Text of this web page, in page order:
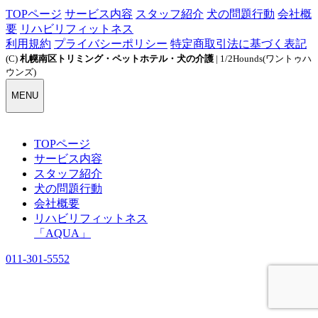
TOPページ サービス内容 スタッフ紹介 犬の問題行動 会社概
要 リハビリフィットネス
利用規約 プライバシーポリシー 特定商取引法に基づく表記
(C) 札幌南区トリミング・ペットホテル・犬の介護 | 1/2Hounds(ワントゥハ
ウンズ)
MENU
TOPページ
サービス内容
スタッフ紹介
犬の問題行動
会社概要
リハビリフィットネス
「AQUA」
011-301-5552